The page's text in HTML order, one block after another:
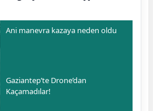
Ani manevra kazaya neden oldu
Gaziantep’te Drone’dan
Kaçamadılar!